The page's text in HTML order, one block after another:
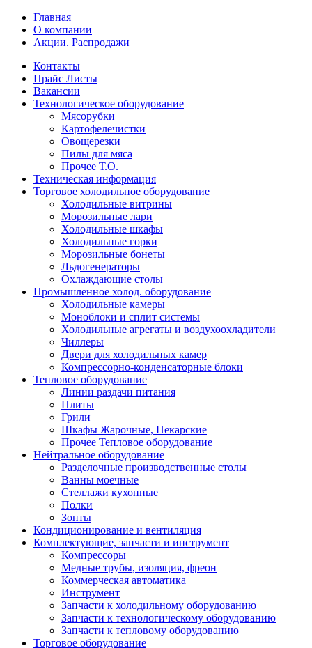
Главная
О компании
Акции. Распродажи
Контакты
Прайс Листы
Вакансии
Технологическое оборудование
Мясорубки
Картофелечистки
Овощерезки
Пилы для мяса
Прочее Т.О.
Техническая информация
Торговое холодильное оборудование
Холодильные витрины
Морозильные лари
Холодильные шкафы
Холодильные горки
Морозильные бонеты
Льдогенераторы
Охлаждающие столы
Промышленное холод. оборудование
Холодильные камеры
Моноблоки и сплит системы
Холодильные агрегаты и воздухоохладители
Чиллеры
Двери для холодильных камер
Компрессорно-конденсаторные блоки
Тепловое оборудование
Линии раздачи питания
Плиты
Грили
Шкафы Жарочные, Пекарские
Прочее Тепловое оборудование
Нейтральное оборудование
Разделочные производственные столы
Ванны моечные
Стеллажи кухонные
Полки
Зонты
Кондиционирование и вентиляция
Комплектующие, запчасти и инструмент
Компрессоры
Медные трубы, изоляция, фреон
Коммерческая автоматика
Инструмент
Запчасти к холодильному оборудованию
Запчасти к технологическому оборудованию
Запчасти к тепловому оборудованию
Торговое оборудование